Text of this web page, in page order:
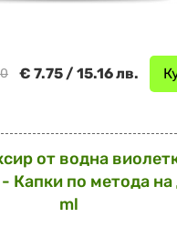
€ 7.75 / 15.16 лв.
от водна
Капки по метода на
ml